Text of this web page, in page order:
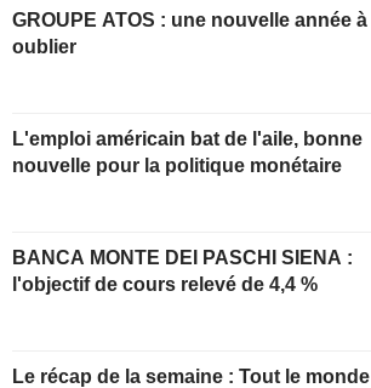
GROUPE ATOS : une nouvelle année à
oublier
L'emploi américain bat de l'aile, bonne
nouvelle pour la politique monétaire
BANCA MONTE DEI PASCHI SIENA :
l'objectif de cours relevé de 4,4 %
Le récap de la semaine : Tout le monde